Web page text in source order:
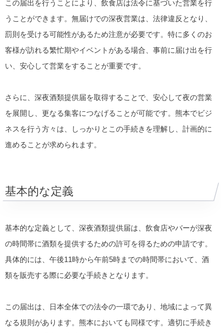
この届出を行うことにより、飲食店は法令に基づいた営業を行
うことができます。無届けでの深夜営業は、法律違反となり、
罰則を受ける可能性があるため注意が必要です。特に多くのお
客様が訪れる繁忙期やイベントがある場合、事前に届け出を行
い、安心して営業をすることが重要です。
さらに、深夜酒類提供届を取得することで、安心して夜の営業
を展開し、更なる集客につなげることが可能です。熊本でビジ
ネスを行う方々は、しっかりとこの手続きを理解し、計画的に
進めることが求められます。
基本的な定義
基本的な定義として、深夜酒類提供届は、飲食店やバーが深夜
の時間帯に酒類を提供するための許可を得るための申請です。
具体的には、午後11時から午前5時までの時間帯において、酒
類を販売する際に必要な手続きとなります。
この届出は、日本全体での法令の一環であり、地域によって異
なる規則があります。熊本においても同様です。適切に手続き